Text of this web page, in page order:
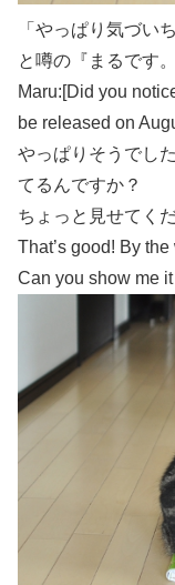
「やっぱり気づい
と噂の『まるです
Maru:[Did you
be released on
やっぱりそうでし
てるんですか？
ちょっと見せてく
That’s good! By
Can you show me